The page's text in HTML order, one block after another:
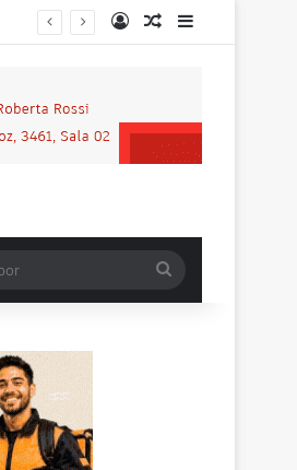
EntrarArtigo aleatório
por